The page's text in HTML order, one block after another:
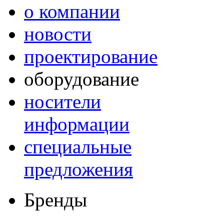
о компании
новости
проектирование
оборудование
носители
информации
специальные
предложения
Бренды